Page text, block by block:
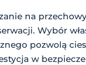
na
Wybór
pozwolą
w